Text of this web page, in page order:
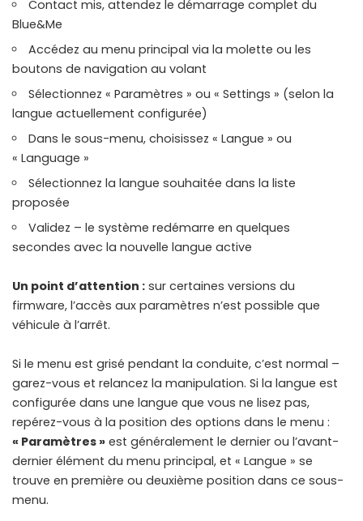
Contact mis, attendez le démarrage complet du
Blue&Me
Accédez au menu principal via la molette ou les
boutons de navigation au volant
Sélectionnez « Paramètres » ou « Settings » (selon la
langue actuellement configurée)
Dans le sous-menu, choisissez « Langue » ou
« Language »
Sélectionnez la langue souhaitée dans la liste
proposée
Validez – le système redémarre en quelques
secondes avec la nouvelle langue active
Un point d’attention : sur certaines versions du
firmware, l’accès aux paramètres n’est possible que
véhicule à l’arrêt.
Si le menu est grisé pendant la conduite, c’est normal –
garez-vous et relancez la manipulation. Si la langue est
configurée dans une langue que vous ne lisez pas,
repérez-vous à la position des options dans le menu :
« Paramètres » est généralement le dernier ou l’avant-
dernier élément du menu principal, et « Langue » se
trouve en première ou deuxième position dans ce sous-
menu.